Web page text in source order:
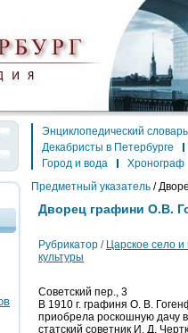
Энциклопедический словарь
Декабристы в Петербурге
Город и вода
Хронограф
Предметный указатель /
Дворец графини О.В.
Рубрикатор / Царское село
культуры
Советский пер., 3
В 1910 г. графиня О. В.
приобрела роскошную дачу
статский советник И. Д.